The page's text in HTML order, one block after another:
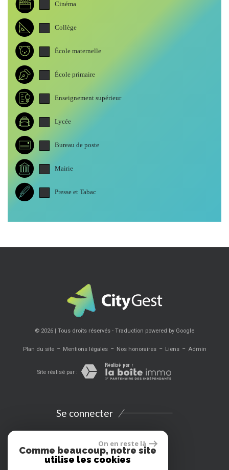
Cinéma
Collège
École maternelle
École primaire
Enseignement supérieur
Lycée
Bureau de poste
Mairie
Presse et Tabac
© 2026 | Tous droits réservés - Traduction powered by Google
Plan du site- Mentions légales- Nos honoraires- Liens- Admin
Site réalisé par :
Se connecter
Espace propriétaires
Extranet
On en reste là
Comme beaucoup, notre site
utilise les cookies